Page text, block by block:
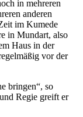
in mehreren
anderen
im Kumede
in Mundart, also
Haus in der
vor der
bringen“, so
Regie greift er